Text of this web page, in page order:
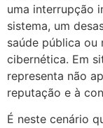
uma interrupção
sistema, um
saúde pública ou
cibernética. Em
representa não
reputação e à
É neste cenário